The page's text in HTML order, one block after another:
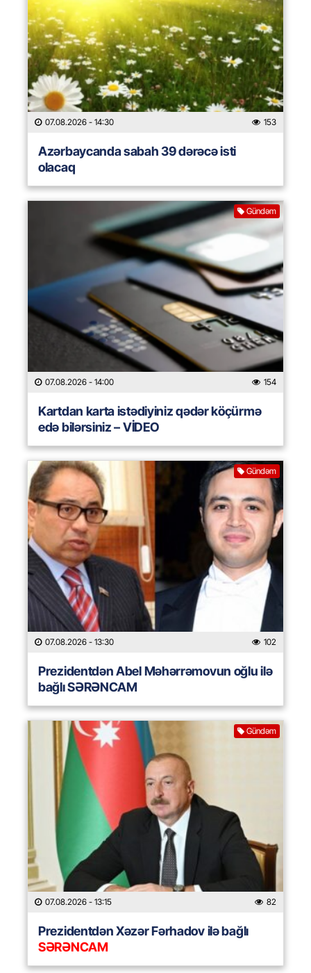
07.08.2026 - 14:30 153
Azərbaycanda sabah 39 dərəcə isti
olacaq
Gündəm
07.08.2026 - 14:00 154
Kartdan karta istədiyiniz qədər köçürmə
edə bilərsiniz – VİDEO
Gündəm
07.08.2026 - 13:30 102
Prezidentdən Abel Məhərrəmovun oğlu ilə
bağlı SƏRƏNCAM
Gündəm
07.08.2026 - 13:15 82
Prezidentdən Xəzər Fərhadov ilə bağlı
SƏRƏNCAM